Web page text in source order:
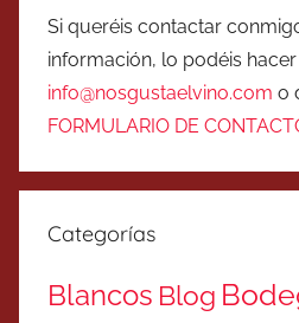
Si queréis contactar
información, lo podéis
info@nosgustaelvino.com o
FORMULARIO DE
Categorías
Blancos Blog